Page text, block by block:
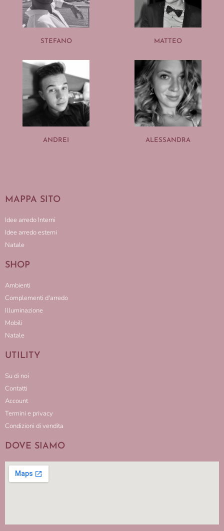
STEFANO MATTEO
ANDREI ALESSANDRA
MAPPA SITO
Idee arredo Interni
Idee arredo esterni
Natale
SHOP
Ambienti
Complementi d'arredo
Illuminazione
Mobili
Natale
UTILITY
Su di noi
Contatti
Account
Termini e privacy
Condizioni di vendita
DOVE SIAMO